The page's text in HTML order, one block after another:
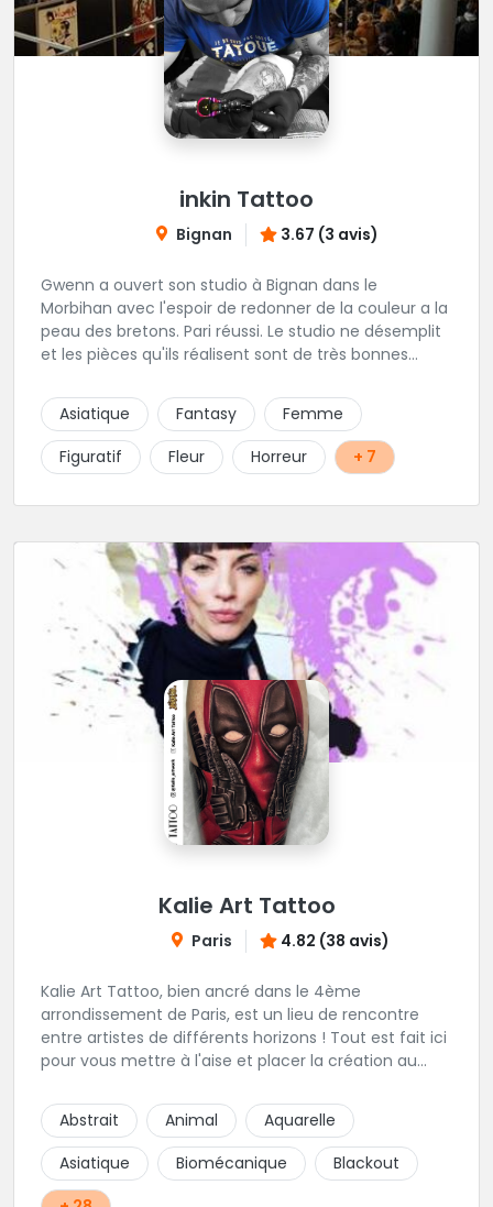
inkin Tattoo
Bignan 3.67 (3 avis)
Gwenn a ouvert son studio à Bignan dans le
Morbihan avec l'espoir de redonner de la couleur a la
peau des bretons. Pari réussi. Le studio ne désemplit
et les pièces qu'ils réalisent sont de très bonnes
tout type de projet, son style est éclectique et vous
serez bien réussi par le tatoueur en personne.
Asiatique Fantasy
Femme
Figuratif
Fleur Horreur + 7
Kalie Art Tattoo
Paris 4.82 (38 avis)
Kalie Art Tattoo, bien ancré dans le 4ème
arrondissement de Paris, est un lieu de rencontre
entre artistes de différents horizons ! Tout est fait ici
pour vous mettre à l'aise et placer la création au
Abstrait
Animal
Aquarelle
Asiatique
Biomécanique
Blackout